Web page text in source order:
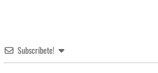
Subscríbete!